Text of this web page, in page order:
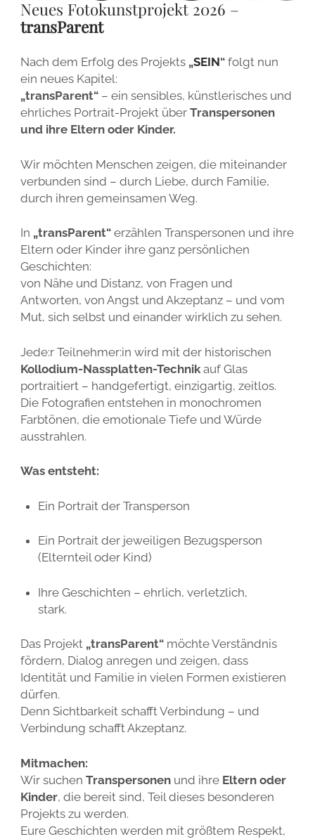
BASIS-WORKSHOP
FORTGESCHRITTENEN-WORKSHOP
DURCHSTARTER-WORKSHOP
KOLLODIUM SEMINAR
STUDIO-MIETE
IMPERIALES PORTRAIT
EVENTS
AUTOFOTOGRAFIE
GALERIE
ÜBER ERIK
IMPRESSUM
WIDERRUFSBELEHRUNG
DATENSCHUTZ
Neues Fotokunstprojekt 2026 –
transParent
Nach dem Erfolg des Projekts „SEIN“folgt nun
ein neues Kapitel:
„transParent“– ein sensibles, künstlerisches und
ehrliches Portrait-Projekt über Transpersonen
und ihre Eltern oder Kinder.
Wir möchten Menschen zeigen, die miteinander
verbunden sind – durch Liebe, durch Familie,
durch ihren gemeinsamen Weg.
In „transParent“erzählen Transpersonen und ihre
Eltern oder Kinder ihre ganz persönlichen
Geschichten:
von Nähe und Distanz, von Fragen und
Antworten, von Angst und Akzeptanz – und vom
Mut, sich selbst und einander wirklich zu sehen.
Jede:r Teilnehmer:in wird mit der historischen
Kollodium-Nassplatten-Technikauf Glas
portraitiert – handgefertigt, einzigartig, zeitlos.
Die Fotografien entstehen in monochromen
Farbtönen, die emotionale Tiefe und Würde
ausstrahlen.
Was entsteht:
Ein Portrait der Transperson
Ein Portrait der jeweiligen Bezugsperson
(Elternteil oder Kind)
Ihre Geschichten – ehrlich, verletzlich,
stark.
Das Projekt „transParent“möchte Verständnis
fördern, Dialog anregen und zeigen, dass
Identität und Familie in vielen Formen existieren
dürfen.
Denn Sichtbarkeit schafft Verbindung – und
Verbindung schafft Akzeptanz.
Mitmachen:
Wir suchen Transpersonenund ihre Eltern oder
Kinder, die bereit sind, Teil dieses besonderen
Projekts zu werden.
Eure Geschichten werden mit größtem Respekt,